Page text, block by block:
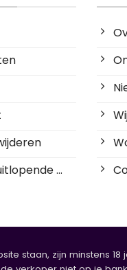
...
staan, zijn minstens